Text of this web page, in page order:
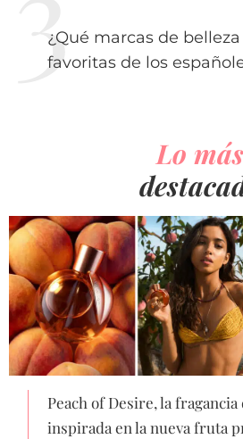
¿Qué marcas de
favoritas de los
Lo más
Peach of Desire, la fragancia
inspirada en la nueva fruta